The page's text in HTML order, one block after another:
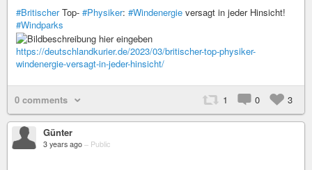
#BritischerTop- #Physiker: #Windenergie versagt in jeder Hinsicht!
#Windparks
https://deutschlandkurier.de/2023/03/britischer-top-physiker-
windenergie-versagt-in-jeder-hinsicht/
0 comments 1 0 3
Günter
3 years ago – Public